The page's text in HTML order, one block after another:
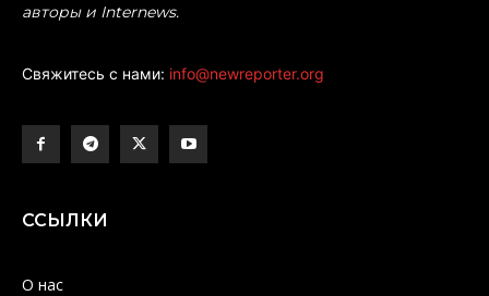
авторы и Internews.
Свяжитесь с нами: info@newreporter.org
ССЫЛКИ
О нас